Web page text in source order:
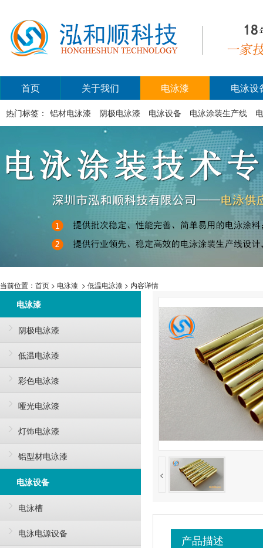
首页 关于我们 电泳漆 电泳设
热门标签： 铝材电泳漆 阴极电泳漆 电泳设备 电泳涂装生产线
当前位置： 首页 > 电泳漆 > 低温电泳漆 > 内容详情
电泳漆
阴极电泳漆
低温电泳漆
彩色电泳漆
哑光电泳漆
灯饰电泳漆
铝型材电泳漆
电泳设备
电泳槽
电泳电源设备
<
产品描述